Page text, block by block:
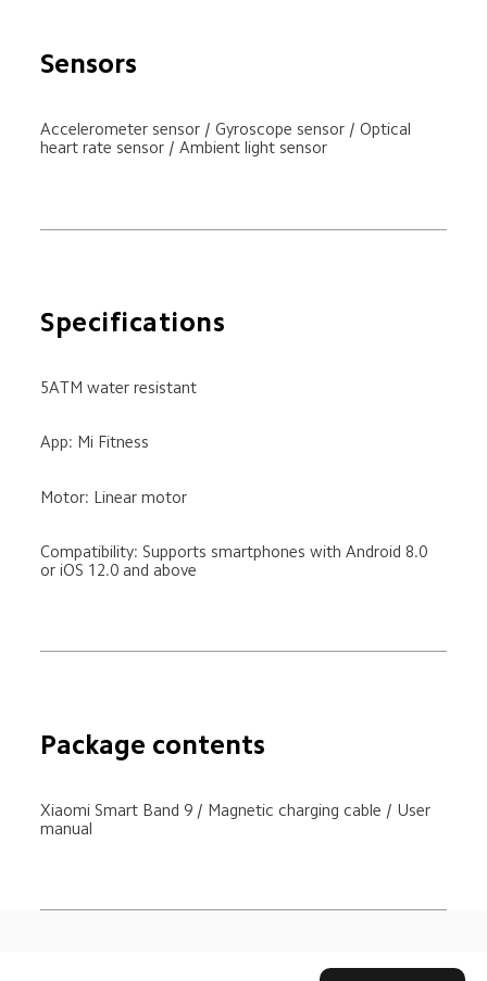
Sensors
Accelerometer sensor / Gyroscope sensor / Optical
heart rate sensor / Ambient light sensor
Specifications
5ATM water resistant
App: Mi Fitness
Motor: Linear motor
Compatibility: Supports smartphones with Android 8.0
or iOS 12.0 and above
Package contents
Xiaomi Smart Band 9 / Magnetic charging cable / User
manual